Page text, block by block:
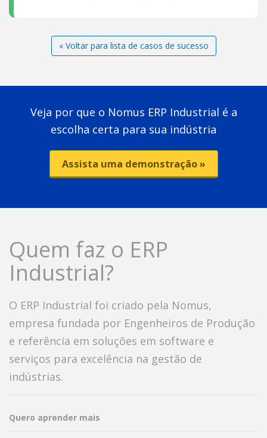
« Voltar para lista de casos de sucesso
Veja por que o Nomus ERP Industrial é a
escolha certa para sua indústria
Assista uma demonstração »
Quem faz o ERP
Industrial?
O ERP Industrial foi criado pela Nomus,
empresa fundada por Engenheiros de Produção
e referência em soluções em software e
serviços para excelência na gestão de
indústrias.
Quero aprender mais